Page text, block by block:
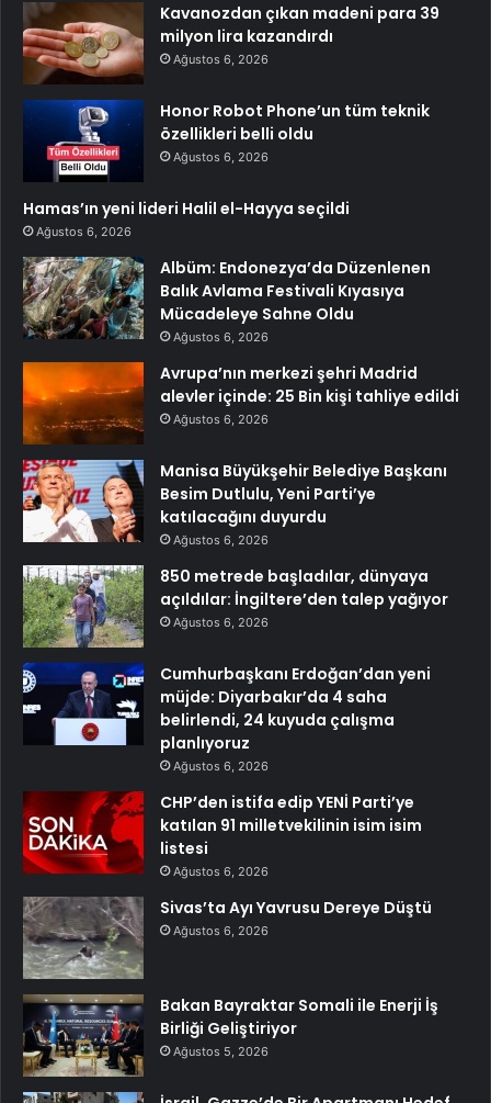
Kavanozdan çıkan madeni para 39
milyon lira kazandırdı
Ağustos 6, 2026
Honor Robot Phone’un tüm teknik
özellikleri belli oldu
Ağustos 6, 2026
Hamas’ın yeni lideri Halil el-Hayya seçildi
Ağustos 6, 2026
Albüm: Endonezya’da Düzenlenen
Balık Avlama Festivali Kıyasıya
Mücadeleye Sahne Oldu
Ağustos 6, 2026
Avrupa’nın merkezi şehri Madrid
alevler içinde: 25 Bin kişi tahliye edildi
Ağustos 6, 2026
Manisa Büyükşehir Belediye Başkanı
Besim Dutlulu, Yeni Parti’ye
katılacağını duyurdu
Ağustos 6, 2026
850 metrede başladılar, dünyaya
açıldılar: İngiltere’den talep yağıyor
Ağustos 6, 2026
Cumhurbaşkanı Erdoğan’dan yeni
müjde: Diyarbakır’da 4 saha
belirlendi, 24 kuyuda çalışma
planlıyoruz
Ağustos 6, 2026
CHP’den istifa edip YENİ Parti’ye
katılan 91 milletvekilinin isim isim
listesi
Ağustos 6, 2026
Sivas’ta Ayı Yavrusu Dereye Düştü
Ağustos 6, 2026
Bakan Bayraktar Somali ile Enerji İş
Birliği Geliştiriyor
Ağustos 5, 2026